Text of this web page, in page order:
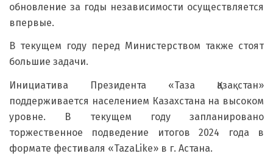
обновление за годы независимости осуществляется
впервые.
В текущем году перед Министерством также стоят
большие задачи.
Инициатива Президента «Таза Қазақстан»
поддерживается населением Казахстана на высоком
уровне. В текущем году запланировано
торжественное подведение итогов 2024 года в
формате фестиваля «TazaLike» в г. Астана.